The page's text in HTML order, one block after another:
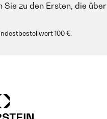
zu den Ersten, die über
100 €.